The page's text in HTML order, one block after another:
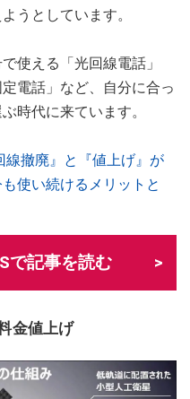
うとしています。
使える「光回線電話」
電話」など、自分に合っ
時代に来ています。
線撤廃』と『値上げ』が
使い続けるメリットと
で記事を読む
金値上げ